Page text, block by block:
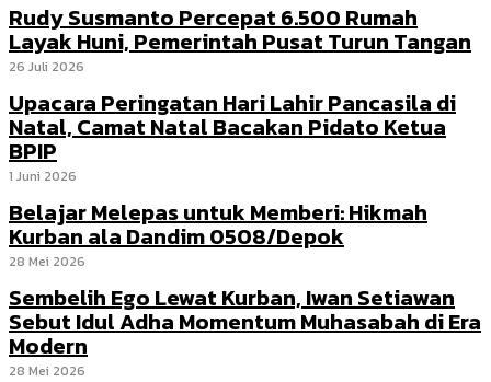
Rudy Susmanto Percepat 6.500 Rumah
Layak Huni, Pemerintah Pusat Turun Tangan
26 Juli 2026
Upacara Peringatan Hari Lahir Pancasila di
Natal, Camat Natal Bacakan Pidato Ketua
BPIP
1 Juni 2026
Belajar Melepas untuk Memberi: Hikmah
Kurban ala Dandim 0508/Depok
28 Mei 2026
Sembelih Ego Lewat Kurban, Iwan Setiawan
Sebut Idul Adha Momentum Muhasabah di Era
Modern
28 Mei 2026